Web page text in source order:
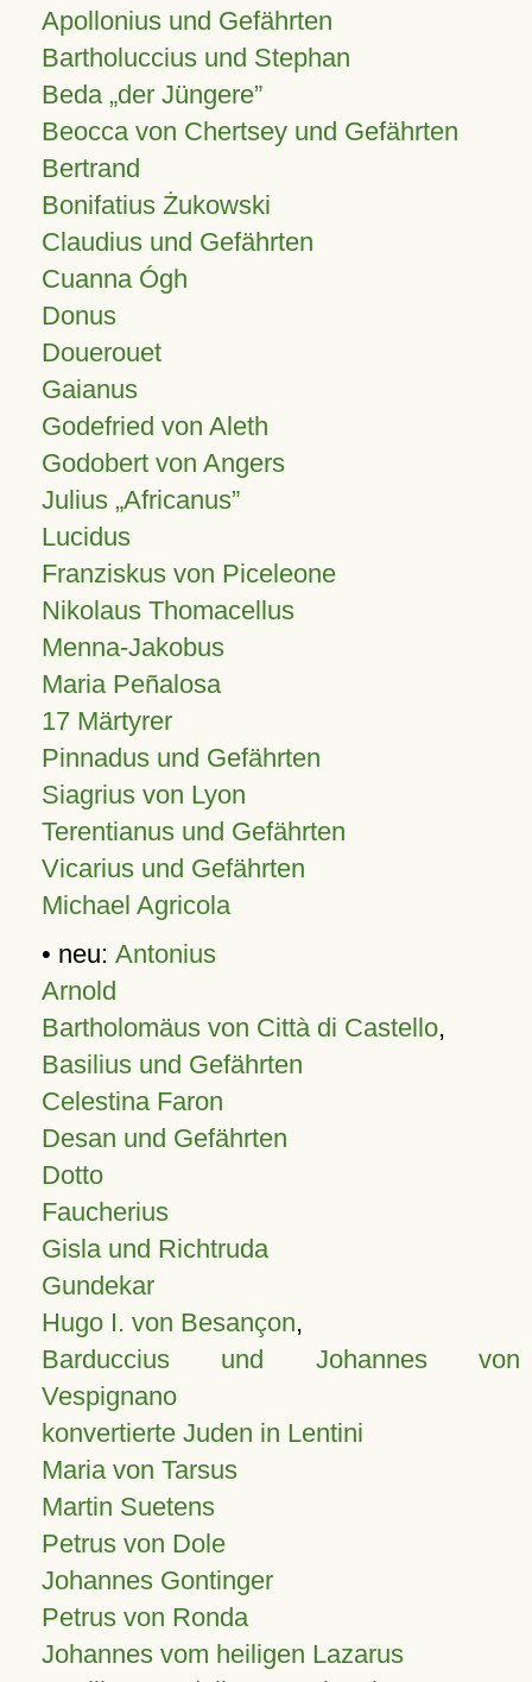
Apollonius und Gefährten
Bartholuccius und Stephan
Beda „der Jüngere”
Beocca von Chertsey und Gefährten
Bertrand
Bonifatius Żukowski
Claudius und Gefährten
Cuanna Ógh
Donus
Douerouet
Gaianus
Godefried von Aleth
Godobert von Angers
Julius Africanus
Lucidus
Franziskus von Piceleone
Nikolaus Thomacellus
Menna-Jakobus
Maria Peñalosa
17 Märtyrer
Pinnadus und Gefährten
Siagrius von Lyon
Terentianus und Gefährten
Vicarius und Gefährten
Michael Agricola
• neu: Antonius
Arnold
Bartholomäus von Città di Castello,
Basilius und Gefährten
Celestina Faron
Desan und Gefährten
Dotto
Faucherius
Gisla und Richtruda
Gundekar
Hugo I. von Besançon,
Barduccius und Johannes von
Vespignano
konvertierte Juden in Lentini
Maria von Tarsus
Martin Suetens
Petrus von Dole
Johannes Gontinger
Petrus von Ronda
Johannes vom heiligen Lazarus